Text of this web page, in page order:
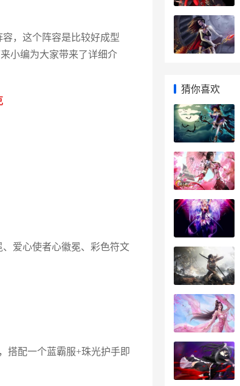
，这个阵容是比较好成型
小编为大家带来了详细介
爱心使者心徽冕、彩色符文
搭配一个蓝霸服+珠光护手即
猜你喜欢